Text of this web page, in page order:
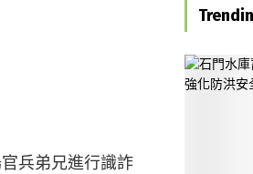
兵弟兄進行識詐